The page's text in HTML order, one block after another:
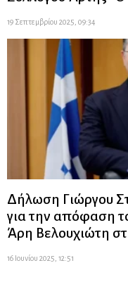
19 Σεπτεμβρίου 2025, 09:34
Δήλωση Γιώργου
για την απόφαση
Άρη Βελουχιώτη
16 Ιουνίου 2025, 12:51